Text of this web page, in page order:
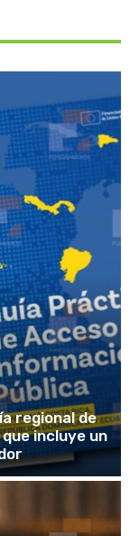
regional de
incluye un